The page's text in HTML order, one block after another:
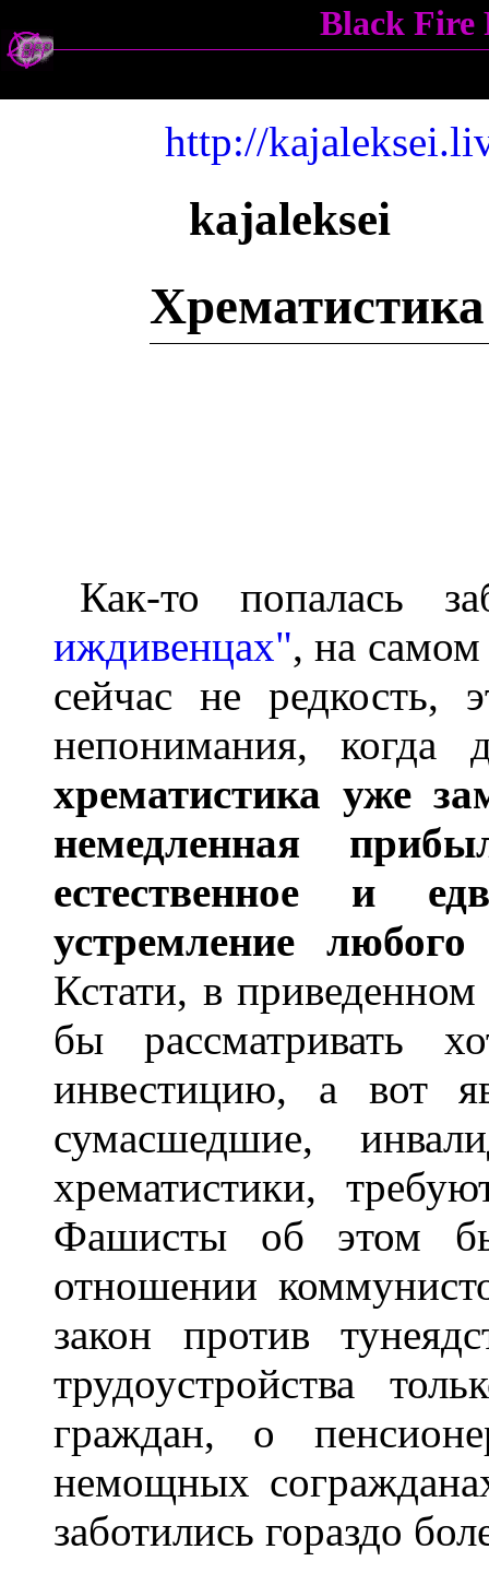
Black Fire
http://
kajaleksei
Как-то попалась
иждивенцах", на
сейчас не редкость,
непонимания,
хрематистика уже
немедленная
естественное и
устремление любого
Кстати, в
бы рассматривать
инвестицию, а вот
сумасшедшие,
хрематистики,
Фашисты об этом
отношении
закон против
трудоустройства
граждан, о
немощных
заботились гораздо